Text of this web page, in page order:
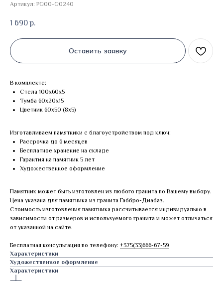
Артикул: PG00-G0240
1 690 р.
Оставить заявку
В комплекте:
Стела 100х60х5
Тумба 60х20х15
Цветник 60х50 (8х5)
Изготавливаем памятники с благоустройством под ключ:
Рассрочка до 6 месяцев
Бесплатное хранение на складе
Гарантия на памятник 5 лет
Художественное оформление
Памятник может быть изготовлен из любого гранита по Вашему выбору.
Цена указана для памятника из гранита Габбро-Диабаз.
Стоимость изготовления памятника рассчитывается индивидуально в
зависимости от размеров и используемого гранита и может отличаться
от указанной на сайте.
Бесплатная консультация по телефону: +375(33)666-67-59
Характеристики
Художественное оформление
Характеристики